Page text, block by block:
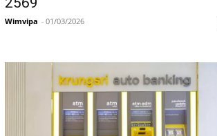
Wimvipa - 01/03/2026